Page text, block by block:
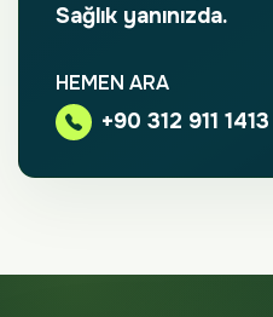
Sağlık yanınızda.
HEMEN ARA
+90 312 911 1413